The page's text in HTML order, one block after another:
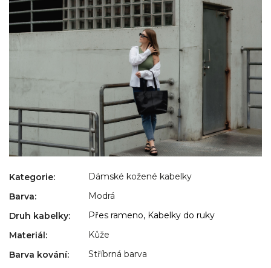
Kategorie:
Dámské kožené kabelky
Barva:
Modrá
Druh kabelky:
Přes rameno, Kabelky do ruky
Materiál:
Kůže
Barva kování:
Stříbrná barva